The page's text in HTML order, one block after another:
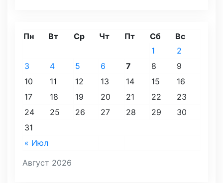
Август 2026
Пн Вт Ср Чт Пт Сб Вс
« Июл
1
2
3
4 5 6 7 8
9
10
11 12 13 14 15
16
17
18 19 20 21 22
23
24
25 26 27 28 29
30
31